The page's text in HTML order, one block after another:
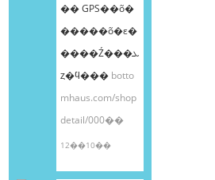
�� GPS��õ�
�����õ�ε�
����Ź���ܥ
ȥ�ϥ��� botto
mhaus.com/shop
detail/000��
12��10��